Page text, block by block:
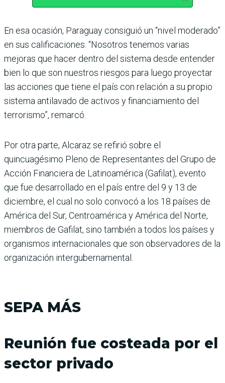
En esa ocasión, Paraguay con­siguió un “nivel moderado”
en sus calificaciones. “Noso­tros tenemos varias
mejoras que hacer dentro del sistema desde entender
bien lo que son nuestros riesgos para luego proyectar
las acciones que tiene el país con relación a su propio
sistema antilavado de activos y financiamiento del
terrorismo”, remarcó.
Por otra parte, Alcaraz se refi­rió sobre el
quincuagésimo Pleno de Representantes del Grupo de
Acción Financiera de Latinoamérica (Gafilat), evento
que fue desarrollado en el país entre del 9 y 13 de
diciembre, el cual no solo con­vocó a los 18 países de
Amé­rica del Sur, Centroamérica y América del Norte,
miem­bros de Gafilat, sino también a todos los países y
organis­mos internacionales que son observadores de la
organiza­ción intergubernamental.
SEPA MÁS
Reunión fue costeada por el
sector privado